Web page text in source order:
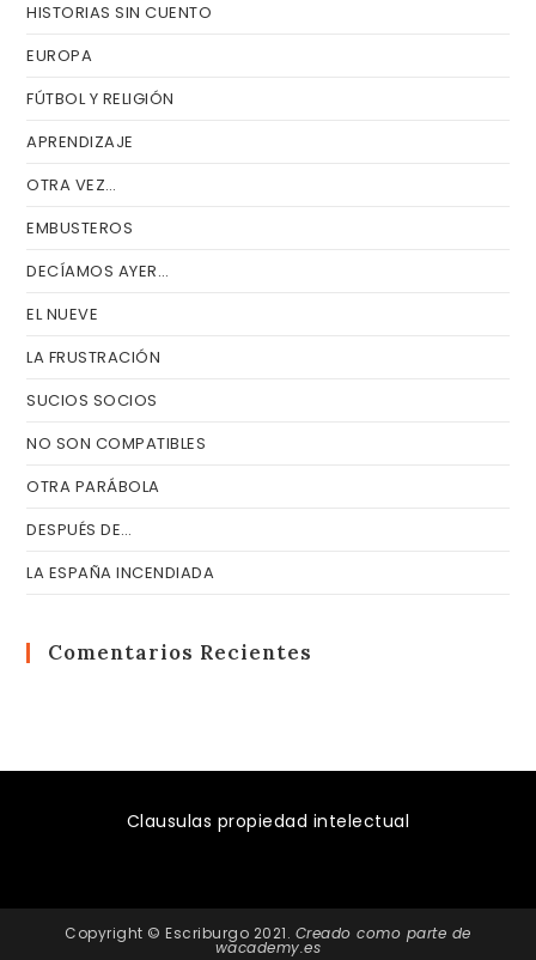
HISTORIAS SIN CUENTO
EUROPA
FÚTBOL Y RELIGIÓN
APRENDIZAJE
OTRA VEZ…
EMBUSTEROS
DECÍAMOS AYER…
EL NUEVE
LA FRUSTRACIÓN
SUCIOS SOCIOS
NO SON COMPATIBLES
OTRA PARÁBOLA
DESPUÉS DE…
LA ESPAÑA INCENDIADA
Comentarios Recientes
Clausulas propiedad intelectual
Copyright © Escriburgo 2021. Creado como parte de
wacademy.es